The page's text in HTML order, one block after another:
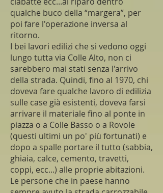
qualche buco della “margera”, per
poi fare l'operazione inversa al
ritorno.
I bei lavori edilizi che si vedono oggi
lungo tutta via Colle Alto, non ci
sarebbero mai stati senza l'arrivo
della strada. Quindi, fino al 1970, chi
doveva fare qualche lavoro di edilizia
sulle case già esistenti, doveva farsi
arrivare il materiale fino al ponte in
piazza o a Colle Basso o a Rovole
(questi ultimi un po' più fortunati) e
dopo a spalle portare il tutto (sabbia,
ghiaia, calce, cemento, travetti,
coppi, ecc...) alle proprie abitazioni.
Le persone che in paese hanno